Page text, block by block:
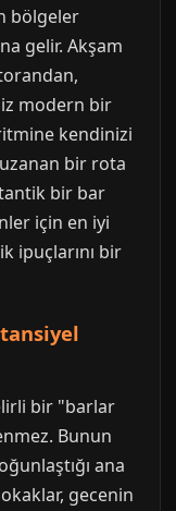
bölgeler
gelir. Akşam
modern bir
kendinizi
bir rota
bir bar
için en iyi
ipuçlarını bir
bir "barlar
Bunun
ana
gecenin